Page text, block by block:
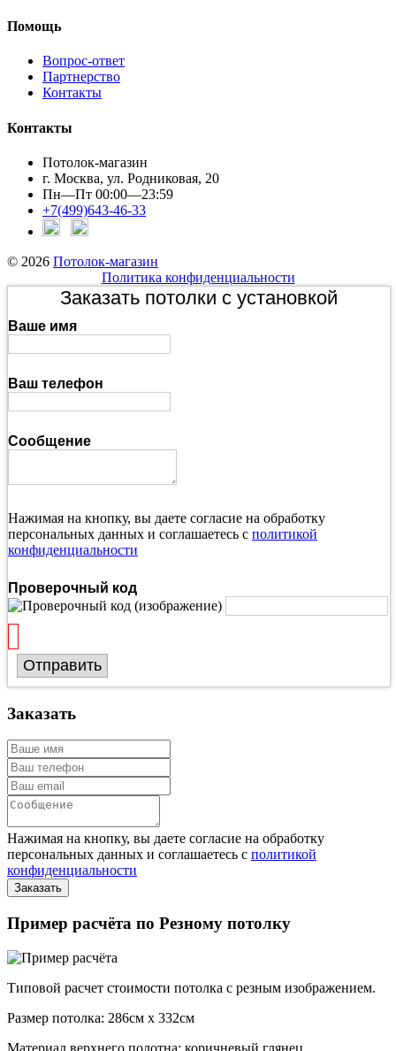
Помощь
Вопрос-ответ
Партнерство
Контакты
Контакты
Потолок-магазин
г. Москва, ул. Родниковая, 20
Пн—Пт 00:00—23:59
+7(499)643-46-33
© 2026 Потолок-магазин
Политика конфиденциальности
Заказать потолки с установкой
Ваше имя
Ваш телефон
Сообщение
Нажимая на кнопку, вы даете согласие на обработку
персональных данных и соглашаетесь с политикой
конфиденциальности
Проверочный код
Отправить
Заказать
Нажимая на кнопку, вы даете согласие на обработку
персональных данных и соглашаетесь с политикой
конфиденциальности
Пример расчёта по Резному потолку
Типовой расчет стоимости потолка с резным изображением.
Размер потолка: 286см x 332см
Материал верхнего полотна: коричневый глянец